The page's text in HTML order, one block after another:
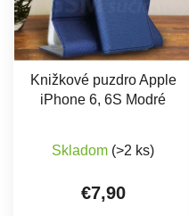
Knižkové puzdro Apple
iPhone 6, 6S Modré
Skladom (>2 ks)
€7,90